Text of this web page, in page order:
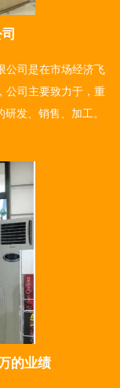
公司是在市场经济飞
公司主要致力于，重
发、销售、加工。
的业绩